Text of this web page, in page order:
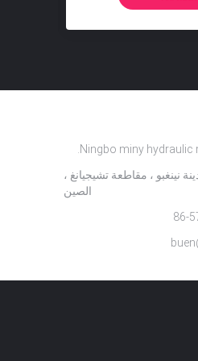
Ningbo miny hydraulic
نينغبو ، مقاطعة تشيجيانغ ،
الصين
86-